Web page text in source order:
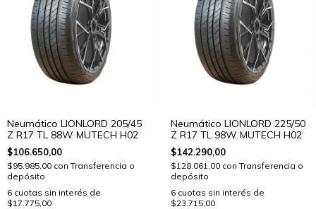
Neumático LIONLORD 205/45
Z R17 TL 88W MUTECH H02
$106.650,00
$95.985,00 con Transferencia o
depósito
6 cuotas sin interés de
$17.775,00
Neumático LIONLORD 225/50
Z R17 TL 98W MUTECH H02
$142.290,00
$128.061,00 con Transferencia o
depósito
6 cuotas sin interés de
$23.715,00